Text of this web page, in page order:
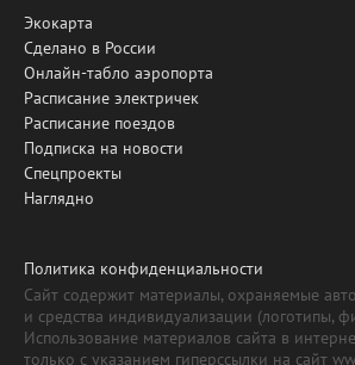
Экокарта
Сделано в России
Онлайн-табло аэропорта
Расписание электричек
Расписание поездов
Подписка на новости
Спецпроекты
Наглядно
Политика конфиденциальности
Сайт содержит материалы, охраняемые
и средства индивидуализации (логотипы,
Использование материалов сайта в
только с указанием гиперссылки на сайт